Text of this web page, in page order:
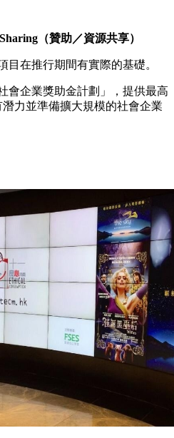
（贊助／資源共享）
目在推行期間有實際的基礎。
會企業獎助金計劃」，提供最高
力並準備擴大規模的社會企業